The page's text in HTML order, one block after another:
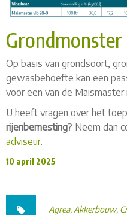
Grondmonster
Op basis van grondsoort,
gewasbehoefte kan een
voor een van de
U heeft vragen over het
rijenbemesting? Neem dan
adviseur.
10 april 2025
Agrea, Akkerbouw,